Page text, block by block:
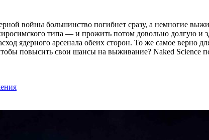
войны большинство погибнет сразу, а немногие
типа — и прожить потом довольно долгую и
ядерного арсенала обеих сторон. То же самое
повысить свои шансы на выживание? Naked Science